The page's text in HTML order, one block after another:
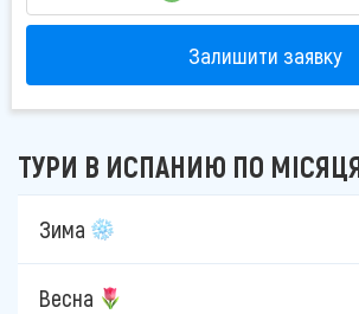
Залишити заявку
ТУРИ В ИСПАНИЮ ПО
Зима
Весна